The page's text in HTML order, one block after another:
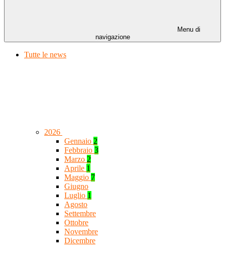
Menu di
navigazione
Tutte le news
2026
Gennaio 2
Febbraio 3
Marzo 2
Aprile 1
Maggio 7
Giugno
Luglio 1
Agosto
Settembre
Ottobre
Novembre
Dicembre